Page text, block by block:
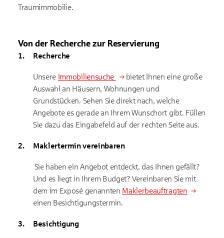
Traumimmobilie.
Von der Recherche zur Reservierung
Recherche
Unsere Immobiliensuche
bietet Ihnen eine große
Auswahl an Häusern, Wohnungen und
Grundstücken. Sehen Sie direkt nach, welche
Angebote es gerade an Ihrem Wunschort gibt. Füllen
Sie dazu das Eingabefeld auf der rechten Seite aus.
Maklertermin vereinbaren
Sie haben ein Angebot entdeckt, das Ihnen gefällt?
Und es liegt in Ihrem Budget? Vereinbaren Sie mit
dem im Exposé genannten Maklerbeauftragten
einen Besichtigungstermin.
Besichtigung